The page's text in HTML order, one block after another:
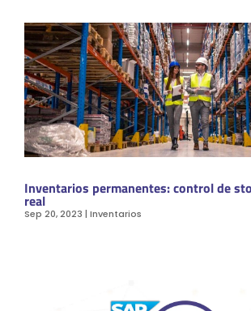
Inventarios permanentes: control de
real
Sep 20, 2023 |Inventarios